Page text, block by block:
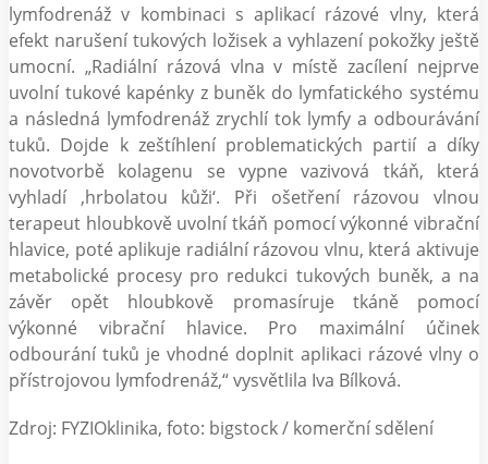
lymfodrenáž v kombinaci s aplikací rázové vlny, která
efekt narušení tukových ložisek a vyhlazení pokožky ještě
umocní. „Radiální rázová vlna v místě zacílení nejprve
uvolní tukové kapénky z buněk do lymfatického systému
a následná lymfodrenáž zrychlí tok lymfy a odbourávání
tuků. Dojde k zeštíhlení problematických partií a díky
novotvorbě kolagenu se vypne vazivová tkáň, která
vyhladí ‚hrbolatou kůži‘. Při ošetření rázovou vlnou
terapeut hloubkově uvolní tkáň pomocí výkonné vibrační
hlavice, poté aplikuje radiální rázovou vlnu, která aktivuje
metabolické procesy pro redukci tukových buněk, a na
závěr opět hloubkově promasíruje tkáně pomocí
výkonné vibrační hlavice. Pro maximální účinek
odbourání tuků je vhodné doplnit aplikaci rázové vlny o
přístrojovou lymfodrenáž,“ vysvětlila Iva Bílková.
Zdroj: FYZIOklinika, foto: bigstock / komerční sdělení